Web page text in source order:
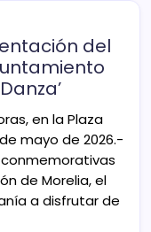
del
en la Plaza
mayo de 2026.-
de Morelia, el
a disfrutar de